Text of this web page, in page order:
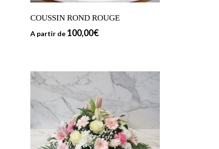
COUSSIN ROND ROUGE
A partir de 100,00€